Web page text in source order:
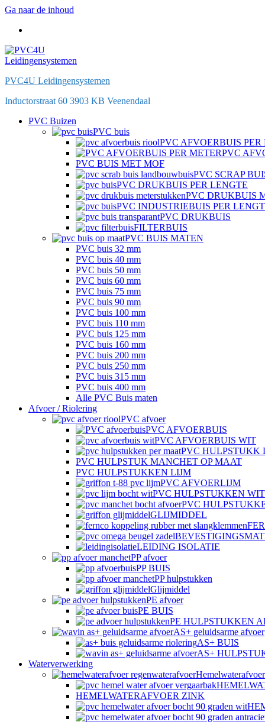
Ga naar de inhoud
PVC4U Leidingensystemen
Inductorstraat 60 3903 KB Veenendaal
PVC Buizen
PVC buis
PVC AFVOERBUIS PER
PVC
PVC BUIS MET MOF
PVC SCRAP
PVC DRUKBUIS PER LENGTE
PVC DRUKBUIS
PVC INDUSTRIEBUIS PER
PVC DRUKBUIS
FILTERBUIS
PVC BUIS MATEN
PVC buis 32 mm
PVC buis 40 mm
PVC buis 50 mm
PVC buis 60 mm
PVC buis 75 mm
PVC buis 90 mm
PVC buis 100 mm
PVC buis 110 mm
PVC buis 125 mm
PVC buis 160 mm
PVC buis 200 mm
PVC buis 250 mm
PVC buis 315 mm
PVC buis 400 mm
Alle PVC Buis maten
Afvoer / Riolering
PVC afvoer
PVC AFVOERBUIS
PVC AFVOERBUIS WIT
PVC HULPSTUKK
PVC HULPSTUK MANCHET OP MAAT
PVC HULPSTUKKEN LIJM
PVC AFVOERLIJM
PVC HULPSTUKKEN WIT
PVC
GLIJMIDDEL
LEIDING ISOLATIE
PP afvoer
PP BUIS
PP hulpstukken
Glijmiddel
PE afvoer
PE BUIS
PE HULPSTUKKEN
AS+ geluidsarme afvoer
AS+ BUIS
AS+
Waterverwerking
Hemelwaterafvoer
HEMELWATERAFVOER ZINK